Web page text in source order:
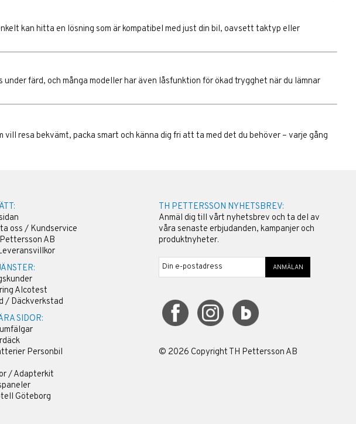
kan hitta en lösning som är kompatibel med just din bil, oavsett taktyp eller
färd, och många modeller har även låsfunktion för ökad trygghet när du lämnar
resa bekvämt, packa smart och känna dig fri att ta med det du behöver – varje gång
oss / Kundservice
AB
Alcotest
/ Däckverkstad
SIDOR:
Personbil
/ Adapterkit
Göteborg
TH PETTERSSON NYHETSBREV:
Anmäl dig till vårt nyhetsbrev och ta del av
våra senaste erbjudanden, kampanjer och
produktnyheter.
ANMÄLAN
© 2026 Copyright TH Pettersson AB